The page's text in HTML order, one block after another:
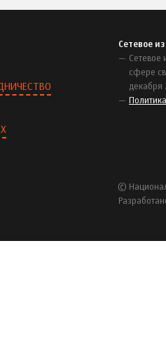
Сетевое
Сетевое
сфере
декабря
©